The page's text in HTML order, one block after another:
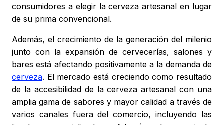
consumidores a elegir la cerveza artesanal en lugar
de su prima convencional.
Además, el crecimiento de la generación del milenio
junto con la expansión de cervecerías, salones y
bares está afectando positivamente a la demanda de
cerveza. El mercado está creciendo como resultado
de la accesibilidad de la cerveza artesanal con una
amplia gama de sabores y mayor calidad a través de
varios canales fuera del comercio, incluyendo las